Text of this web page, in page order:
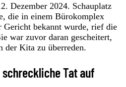
Dezember 2024. Schauplatz
die in einem Bürokomplex
Gericht bekannt wurde, rief die
war zuvor daran gescheitert,
der Kita zu überreden.
Tat auf